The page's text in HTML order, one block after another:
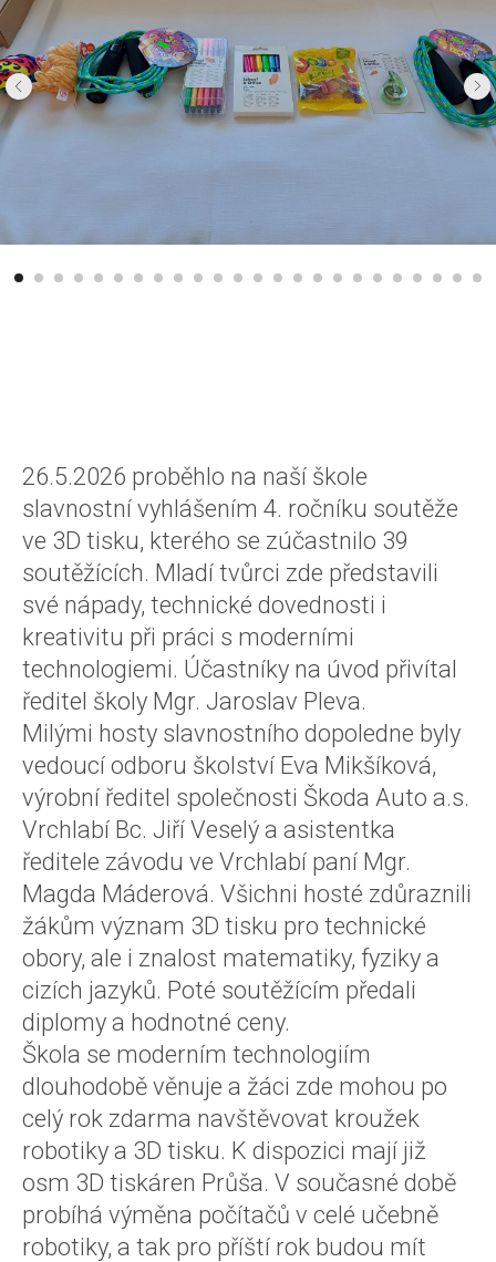
26.5.2026 proběhlo na naší škole
slavnostní vyhlášením 4. ročníku soutěže
ve 3D tisku, kterého se zúčastnilo 39
soutěžících. Mladí tvůrci zde představili
své nápady, technické dovednosti i
kreativitu při práci s moderními
technologiemi. Účastníky na úvod přivítal
ředitel školy Mgr. Jaroslav Pleva.
Milými hosty slavnostního dopoledne byly
vedoucí odboru školství Eva Mikšíková,
výrobní ředitel společnosti Škoda Auto a.s.
Vrchlabí Bc. Jiří Veselý a asistentka
ředitele závodu ve Vrchlabí paní Mgr.
Magda Máderová. Všichni hosté zdůraznili
žákům význam 3D tisku pro technické
obory, ale i znalost matematiky, fyziky a
cizích jazyků. Poté soutěžícím předali
diplomy a hodnotné ceny.
Škola se moderním technologiím
dlouhodobě věnuje a žáci zde mohou po
celý rok zdarma navštěvovat kroužek
robotiky a 3D tisku. K dispozici mají již
osm 3D tiskáren Průša. V současné době
probíhá výměna počítačů v celé učebně
robotiky, a tak pro příští rok budou mít